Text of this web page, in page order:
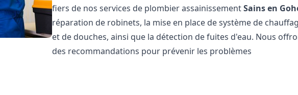
fiers de nos services de plombier assainissementSains en
réparation de robinets, la mise en place de système de
et de douches, ainsi que la détection de fuites d'eau. Nous
des recommandations pour prévenir les problèmes